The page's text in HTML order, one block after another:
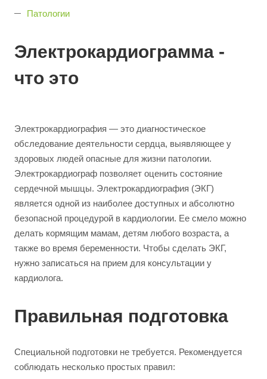
Патологии
Электрокардиограмма -
что это
Электрокардиография — это диагностическое
обследование деятельности сердца, выявляющее у
здоровых людей опасные для жизни патологии.
Электрокардиограф позволяет оценить состояние
сердечной мышцы. Электрокардиография (ЭКГ)
является одной из наиболее доступных и абсолютно
безопасной процедурой в кардиологии. Ее смело можно
делать кормящим мамам, детям любого возраста, а
также во время беременности. Чтобы сделать ЭКГ,
нужно записаться на прием для консультации у
кардиолога.
Правильная подготовка
Специальной подготовки не требуется. Рекомендуется
соблюдать несколько простых правил: